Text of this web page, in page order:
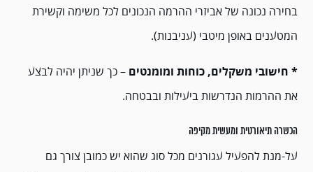
בחירה נכונה של אביזרי ההרמה הנכונים לכל משימה וקשירת
המטענים באופן מיטבי (עניבנות).
* חישובי משקלים, כוחות ומומנטים – כך שניתן יהיה לבצע
את ההרמות הנדרשות ביעילות ובבטחה.
הכשרה תיאורטית ומעשית מקיפה
על-מנת להפעיל עגורנים מכל סוג שהוא יש כמובן צורך גם